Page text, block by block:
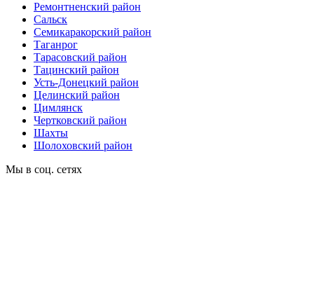
Ремонтненский район
Сальск
Семикаракорский район
Таганрог
Тарасовский район
Тацинский район
Усть-Донецкий район
Целинский район
Цимлянск
Чертковский район
Шахты
Шолоховский район
Мы в соц. сетях